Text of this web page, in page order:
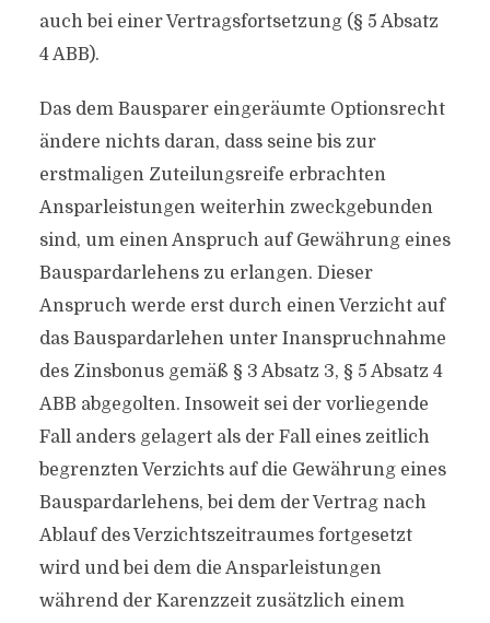
auch bei einer Vertragsfortsetzung (§ 5 Absatz
4 ABB).
Das dem Bausparer eingeräumte Optionsrecht
ändere nichts daran, dass seine bis zur
erstmaligen Zuteilungsreife erbrachten
Ansparleistungen weiterhin zweckgebunden
sind, um einen Anspruch auf Gewährung eines
Bauspardarlehens zu erlangen. Dieser
Anspruch werde erst durch einen Verzicht auf
das Bauspardarlehen unter Inanspruchnahme
des Zinsbonus gemäß § 3 Absatz 3, § 5 Absatz 4
ABB abgegolten. Insoweit sei der vorliegende
Fall anders gelagert als der Fall eines zeitlich
begrenzten Verzichts auf die Gewährung eines
Bauspardarlehens, bei dem der Vertrag nach
Ablauf des Verzichtszeitraumes fortgesetzt
wird und bei dem die Ansparleistungen
während der Karenzzeit zusätzlich einem